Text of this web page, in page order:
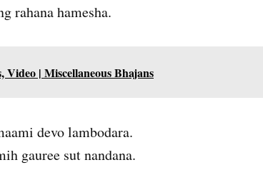
rahana hamesha.
Video | Miscellaneous Bhajans
devo lambodara.
gauree sut nandana.